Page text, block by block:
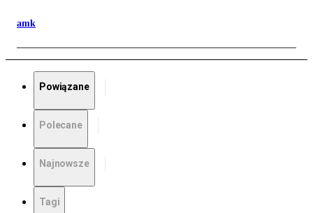
amk
Powiązane
Polecane
Najnowsze
Tagi